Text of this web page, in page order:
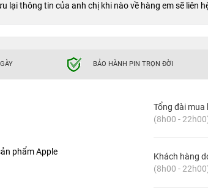
lại thông tin của anh chị khi nào về hàng em sẽ liên
BẢO HÀNH PIN TRỌN ĐỜI
phẩm Apple
Tổng đài mua
(8h00 -
Khách hàng
(8h00 -